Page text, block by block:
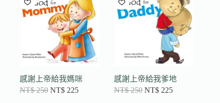
感謝上帝給我媽咪
NT$250 NT$ 225
感謝上帝給我爹地
NT$250 NT$ 225